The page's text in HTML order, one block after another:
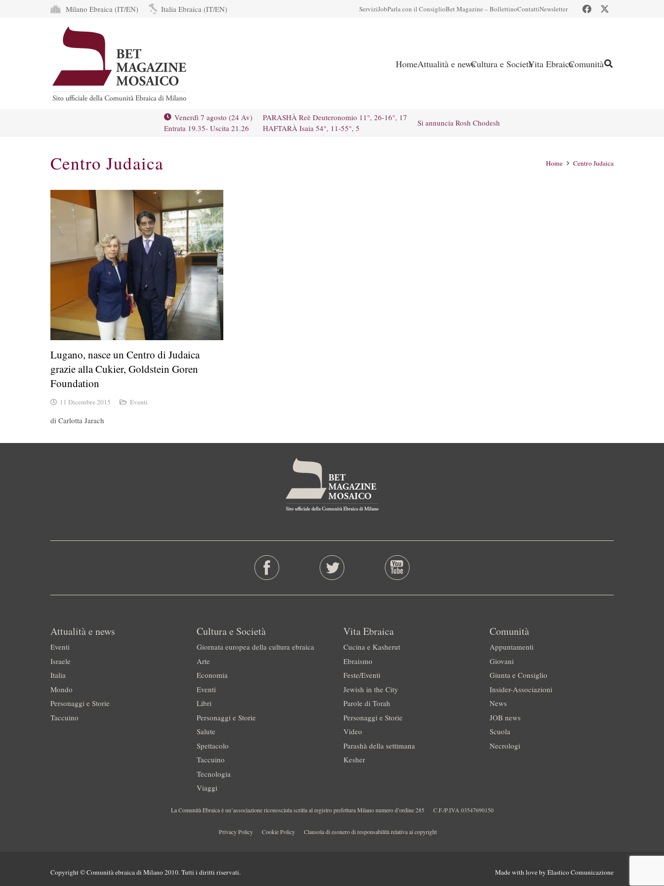
Milano Ebraica (IT/EN) Italia Ebraica (IT/EN) ServiziJobParla con il ConsiglioBet Magazine – BollettinoContattiNewsletter
HomeAttualità e newsCultura e SocietàVita EbraicaComunità
Venerdì 7 agosto (24 Av)
Entrata 19.35- Uscita 21.26
PARASHÀ Reè Deuteronomio 11°, 26-16°, 17
HAFTARÀ Isaia 54°, 11-55°, 5
Si annuncia Rosh Chodesh
Centro Judaica Home Centro Judaica
Lugano, nasce un Centro di Judaica
grazie alla Cukier, Goldstein Goren
Foundation
11 Dicembre 2015 Eventi
di Carlotta Jarach
Attualità e news
Eventi
Israele
Italia
Mondo
Personaggi e Storie
Taccuino
Cultura e Società
Giornata europea della cultura ebraica
Arte
Economia
Eventi
Libri
Personaggi e Storie
Salute
Spettacolo
Taccuino
Tecnologia
Viaggi
Vita Ebraica
Cucina e Kasherut
Ebraismo
Feste/Eventi
Jewish in the City
Parole di Torah
Personaggi e Storie
Video
Parashà della settimana
Kesher
Comunità
Appuntamenti
Giovani
Giunta e Consiglio
Insider-Associazioni
News
JOB news
Scuola
Necrologi
La Comunità Ebraica è un’associazione riconosciuta scritta al registro prefettura Milano numero d’ordine 285 C.F./P.IVA 03547690150
Privacy Policy Cookie Policy Clausola di esonero di responsabilità relativa ai copyright
Copyright © Comunità ebraica di Milano 2010. Tutti i diritti riservati. Made with love by Elastico Comunicazione